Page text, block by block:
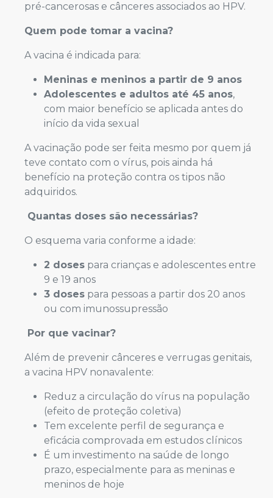
pré-cancerosas e cânceres associados ao HPV.
Quem pode tomar a vacina?
A vacina é indicada para:
Meninas e meninos a partir de 9 anos
Adolescentes e adultos até 45 anos,
com maior benefício se aplicada antes do
início da vida sexual
A vacinação pode ser feita mesmo por quem já
teve contato com o vírus, pois ainda há
benefício na proteção contra os tipos não
adquiridos.
Quantas doses são necessárias?
O esquema varia conforme a idade:
2 doses para crianças e adolescentes entre
9 e 19 anos
3 doses para pessoas a partir dos 20 anos
ou com imunossupressão
Por que vacinar?
Além de prevenir cânceres e verrugas genitais,
a vacina HPV nonavalente:
Reduz a circulação do vírus na população
(efeito de proteção coletiva)
Tem excelente perfil de segurança e
eficácia comprovada em estudos clínicos
É um investimento na saúde de longo
prazo, especialmente para as meninas e
meninos de hoje